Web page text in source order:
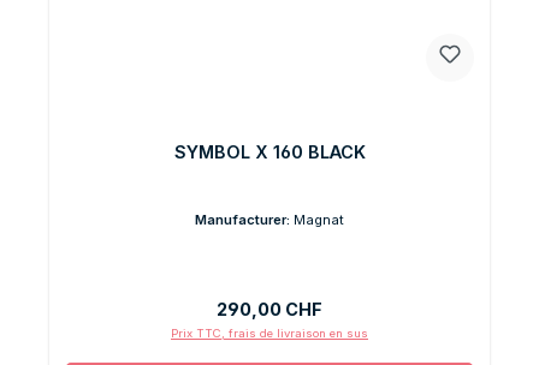
SYMBOL X 160 BLACK
Manufacturer: Magnat
Prix régulier :
290,00 CHF
Prix TTC, frais de livraison en sus